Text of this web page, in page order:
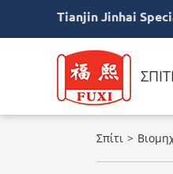
Tianjin Jinhai
ΣΠΊΤΙ
Σπίτι